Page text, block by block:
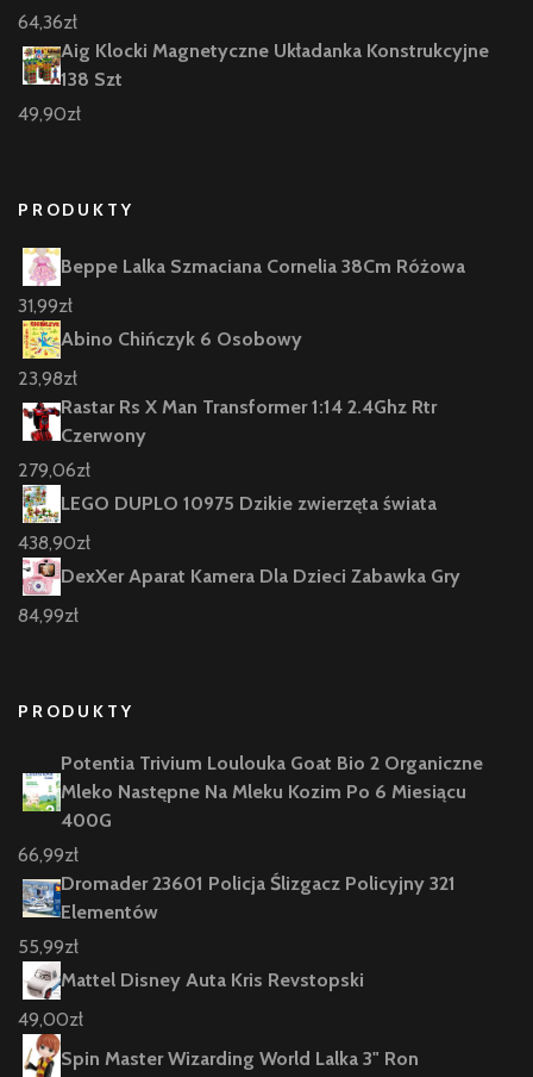
64,36zł
Aig Klocki Magnetyczne Układanka Konstrukcyjne
138 Szt
49,90zł
PRODUKTY
Beppe Lalka Szmaciana Cornelia 38Cm Różowa
31,99zł
Abino Chińczyk 6 Osobowy
23,98zł
Rastar Rs X Man Transformer 1:14 2.4Ghz Rtr
Czerwony
279,06zł
LEGO DUPLO 10975 Dzikie zwierzęta świata
438,90zł
DexXer Aparat Kamera Dla Dzieci Zabawka Gry
84,99zł
PRODUKTY
Potentia Trivium Loulouka Goat Bio 2 Organiczne
Mleko Następne Na Mleku Kozim Po 6 Miesiącu
400G
66,99zł
Dromader 23601 Policja Ślizgacz Policyjny 321
Elementów
55,99zł
Mattel Disney Auta Kris Revstopski
49,00zł
Spin Master Wizarding World Lalka 3" Ron